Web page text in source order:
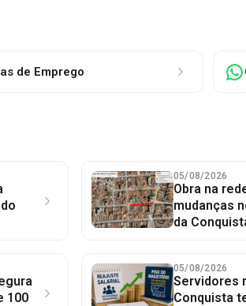
de Emprego
05/08/2026
Obra na
mudanças
da
100
05/08/2026
Servidores
Conquista